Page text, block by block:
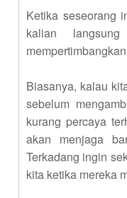
Ketika seseorang
kalian
Biasanya, kalau
sebelum
kurang percaya
akan menjaga
Terkadang ingin
kita ketika mereka